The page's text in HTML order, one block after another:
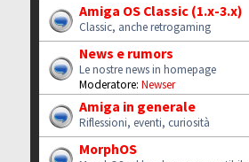
Amiga OS Classic (1.x-3.x)
Classic, anche retrogaming
News e rumors
Le nostre news in homepage
Moderatore: Newser
Amiga in generale
Riflessioni, eventi, curiosità
MorphOS